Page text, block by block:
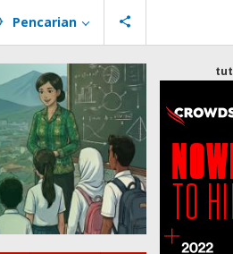
Pencarian